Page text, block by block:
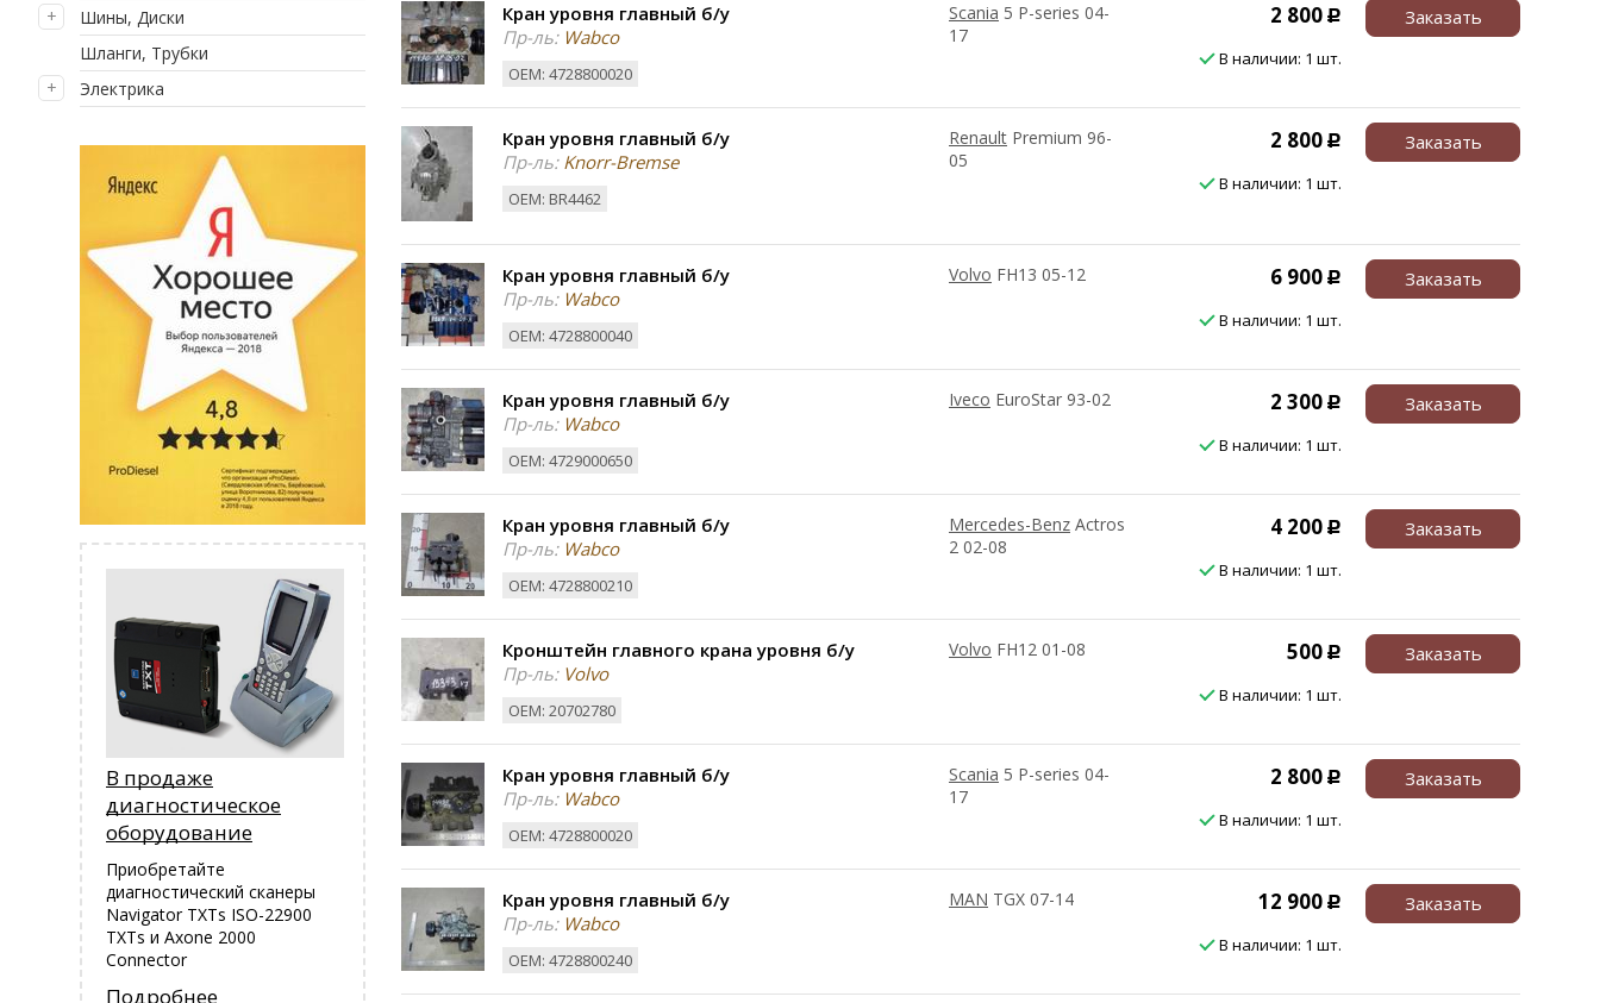
Шины, Диски
Шланги, Трубки
Электрика
В продаже
диагностическое
оборудование
Приобретайте
диагностический сканеры
Navigator TXTs ISO-22900
TXTs и Аxone 2000
Connector
Подробнее
Кран уровня главный б/у
Пр-ль:Wabco
ОЕМ: 4728800020
Scania 5 P-series 04-
17
2 800 Р
В наличии: 1 шт.
Заказать
Кран уровня главный б/у
Пр-ль:Knorr-Bremse
ОЕМ: BR4462
Renault Premium 96-
05
2 800 Р
В наличии: 1 шт.
Заказать
Кран уровня главный б/у
Пр-ль:Wabco
ОЕМ: 4728800040
Volvo FH13 05-12 6 900 Р
В наличии: 1 шт.
Заказать
Кран уровня главный б/у
Пр-ль:Wabco
ОЕМ: 4729000650
Iveco EuroStar 93-02 2 300 Р
В наличии: 1 шт.
Заказать
Кран уровня главный б/у
Пр-ль:Wabco
ОЕМ: 4728800210
Mercedes-Benz Actros
2 02-08
4 200 Р
В наличии: 1 шт.
Заказать
Кронштейн главного крана уровня б/у
Пр-ль:Volvo
ОЕМ: 20702780
Volvo FH12 01-08 500 Р
В наличии: 1 шт.
Заказать
Кран уровня главный б/у
Пр-ль:Wabco
ОЕМ: 4728800020
Scania 5 P-series 04-
17
2 800 Р
В наличии: 1 шт.
Заказать
Кран уровня главный б/у
Пр-ль:Wabco
ОЕМ: 4728800240
MAN TGX 07-14 12 900 Р
В наличии: 1 шт.
Заказать